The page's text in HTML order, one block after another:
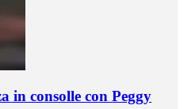
in consolle con Peggy